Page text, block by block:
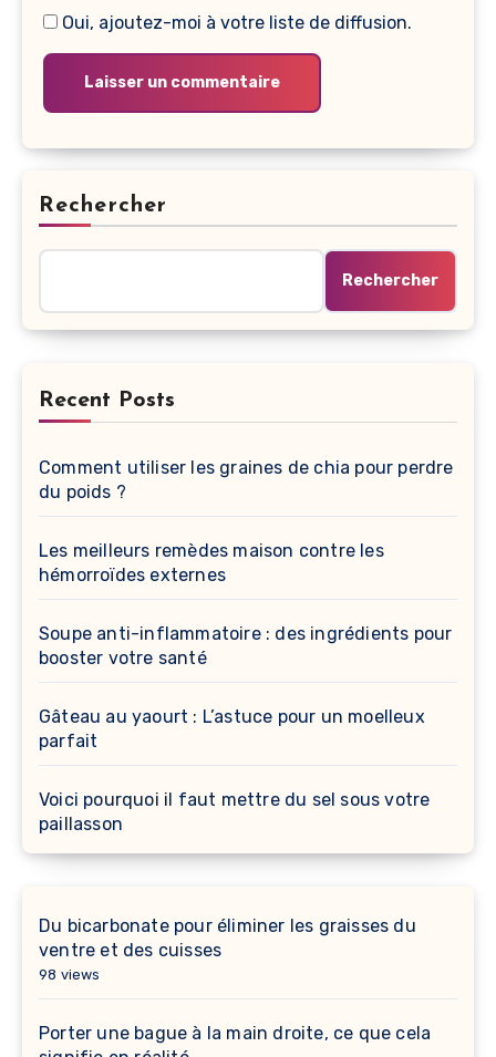
Oui, ajoutez-moi à votre liste de diffusion.
Rechercher
Rechercher
Recent Posts
Comment utiliser les graines de chia pour perdre
du poids ?
Les meilleurs remèdes maison contre les
hémorroïdes externes
Soupe anti-inflammatoire : des ingrédients pour
booster votre santé
Gâteau au yaourt : L’astuce pour un moelleux
parfait
Voici pourquoi il faut mettre du sel sous votre
paillasson
Du bicarbonate pour éliminer les graisses du
ventre et des cuisses
98 views
Porter une bague à la main droite, ce que cela